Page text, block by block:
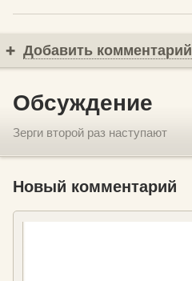
Добавить комментарий
Обсуждение
Зерги второй раз наступают
Новый комментарий